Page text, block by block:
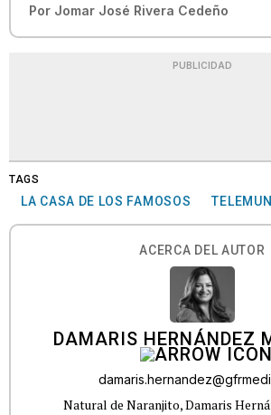
Por Jomar José Rivera Cedeño
PUBLICIDAD
TAGS
LA CASA DE LOS FAMOSOS
ACERCA DEL AUTOR
DAMARIS HERNÁNDEZ
Natural de Naranjito, Damaris